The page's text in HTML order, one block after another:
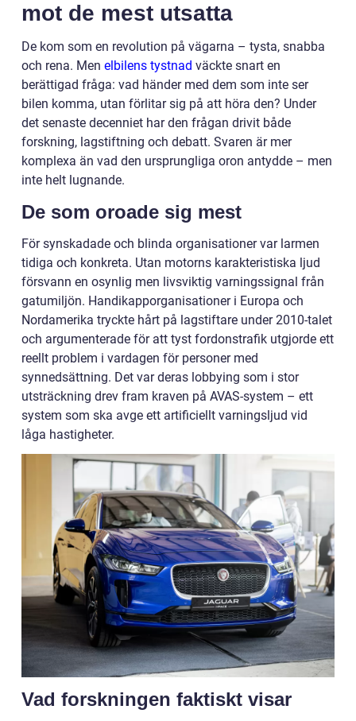
mot de mest utsatta
De kom som en revolution på vägarna – tysta, snabba
och rena. Men elbilens tystnad väckte snart en
berättigad fråga: vad händer med dem som inte ser
bilen komma, utan förlitar sig på att höra den? Under
det senaste decenniet har den frågan drivit både
forskning, lagstiftning och debatt. Svaren är mer
komplexa än vad den ursprungliga oron antydde – men
inte helt lugnande.
De som oroade sig mest
För synskadade och blinda organisationer var larmen
tidiga och konkreta. Utan motorns karakteristiska ljud
försvann en osynlig men livsviktig varningssignal från
gatumiljön. Handikapporganisationer i Europa och
Nordamerika tryckte hårt på lagstiftare under 2010-talet
och argumenterade för att tyst fordonstrafik utgjorde ett
reellt problem i vardagen för personer med
synnedsättning. Det var deras lobbying som i stor
utsträckning drev fram kraven på AVAS-system – ett
system som ska avge ett artificiellt varningsljud vid
låga hastigheter.
Vad forskningen faktiskt visar